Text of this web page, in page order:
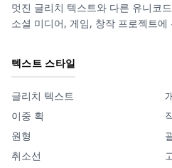
멋진 글리치 텍스트와 다른 유니코
소셜 미디어, 게임, 창작 프로젝트에
텍스트 스타일
글리치 텍스트
이중 획
원형
취소선